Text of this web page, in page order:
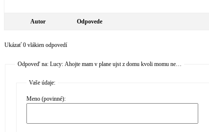
Autor Odpovede
Ukázať 0 vlákien odpovedí
Odpoveď na: Lucy: Ahojte mam v plane ujst z domu kvoli momu ne…
Vaše údaje:
Meno (povinné):